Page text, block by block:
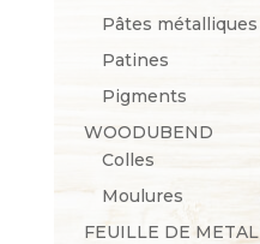
Pâtes métalliques
Patines
Pigments
WOODUBEND
Colles
Moulures
FEUILLE DE METAL